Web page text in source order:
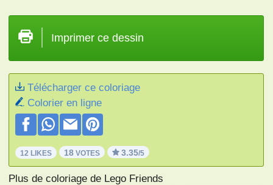
Imprimer ce dessin
Télécharger ce coloriage
Colorier en ligne
12 LIKES 18 VOTES 3.35/5
Plus de coloriage de Lego Friends